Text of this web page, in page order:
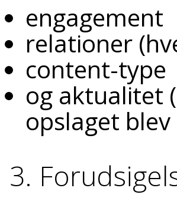
engagement
relationer
content-type
og aktualitet
opslaget
3.